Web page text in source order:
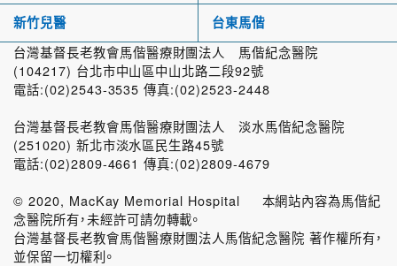
新竹兒醫 台東馬偕
台灣基督長老教會馬偕醫療財團法人 馬偕紀念醫院
(104217) 台北市中山區中山北路二段92號
電話:(02)2543-3535 傳真:(02)2523-2448
台灣基督長老教會馬偕醫療財團法人 淡水馬偕紀念醫院
(251020) 新北市淡水區民生路45號
電話:(02)2809-4661 傳真:(02)2809-4679
© 2020, MacKay Memorial Hospital 本網站內容為馬偕紀
念醫院所有，未經許可請勿轉載。
台灣基督長老教會馬偕醫療財團法人馬偕紀念醫院 著作權所有，
並保留一切權利。